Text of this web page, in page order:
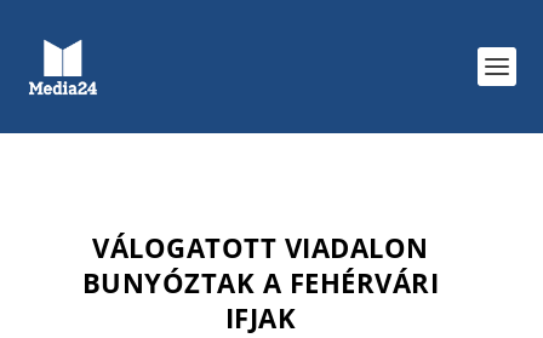
VÁLOGATOTT VIADALON
BUNYÓZTAK A FEHÉRVÁRI
IFJAK